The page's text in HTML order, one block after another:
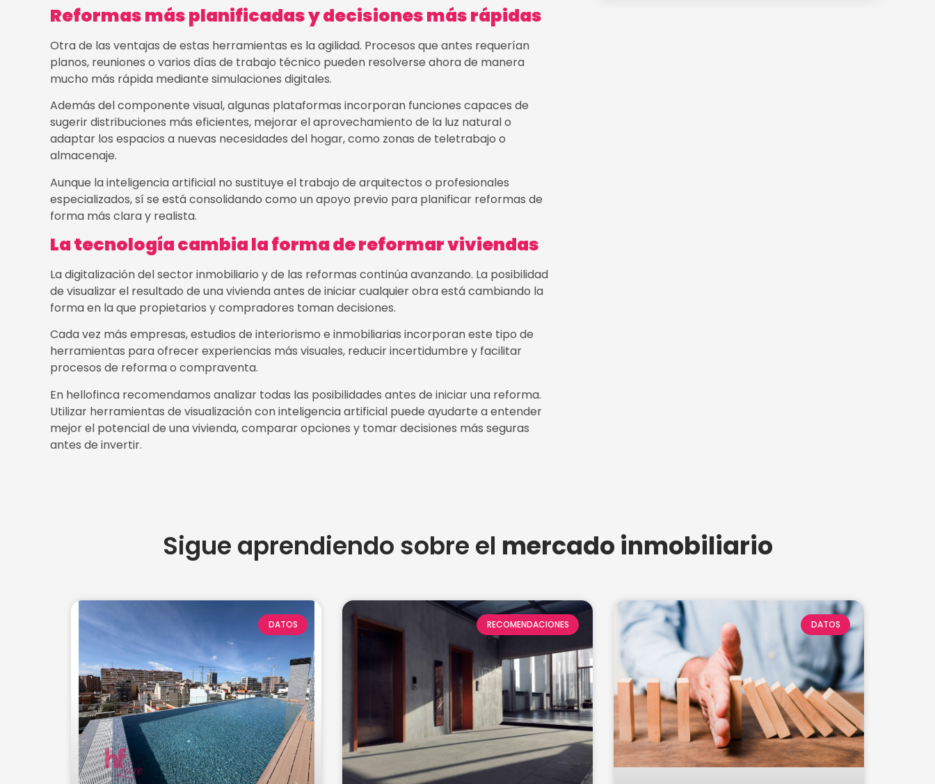
Reformas más planificadas y decisiones más rápidas
Otra de las ventajas de estas herramientas es la agilidad. Procesos que antes requerían
planos, reuniones o varios días de trabajo técnico pueden resolverse ahora de manera
mucho más rápida mediante simulaciones digitales.
Además del componente visual, algunas plataformas incorporan funciones capaces de
sugerir distribuciones más eficientes, mejorar el aprovechamiento de la luz natural o
adaptar los espacios a nuevas necesidades del hogar, como zonas de teletrabajo o
almacenaje.
Aunque la inteligencia artificial no sustituye el trabajo de arquitectos o profesionales
especializados, sí se está consolidando como un apoyo previo para planificar reformas de
forma más clara y realista.
La tecnología cambia la forma de reformar viviendas
La digitalización del sector inmobiliario y de las reformas continúa avanzando. La posibilidad
de visualizar el resultado de una vivienda antes de iniciar cualquier obra está cambiando la
forma en la que propietarios y compradores toman decisiones.
Cada vez más empresas, estudios de interiorismo e inmobiliarias incorporan este tipo de
herramientas para ofrecer experiencias más visuales, reducir incertidumbre y facilitar
procesos de reforma o compraventa.
En hellofinca recomendamos analizar todas las posibilidades antes de iniciar una reforma.
Utilizar herramientas de visualización con inteligencia artificial puede ayudarte a entender
mejor el potencial de una vivienda, comparar opciones y tomar decisiones más seguras
antes de invertir.
Sigue aprendiendo sobre el mercado inmobiliario
DATOS RECOMENDACIONES DATOS